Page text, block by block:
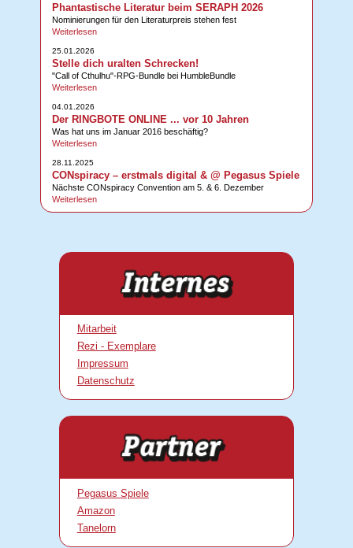
Phantastische Literatur beim SERAPH 2026
Nominierungen für den Literaturpreis stehen fest
Weiterlesen
25.01.2026
Stelle dich uralten Schrecken!
"Call of Cthulhu"-RPG-Bundle bei HumbleBundle
Weiterlesen
04.01.2026
Der RINGBOTE ONLINE ... vor 10 Jahren
Was hat uns im Januar 2016 beschäftig?
Weiterlesen
28.11.2025
CONspiracy – erstmals digital & @ Pegasus Spiele
Nächste CONspiracy Convention am 5. & 6. Dezember
Weiterlesen
Mitarbeit
Rezi - Exemplare
Impressum
Datenschutz
Pegasus Spiele
Amazon
Tanelorn